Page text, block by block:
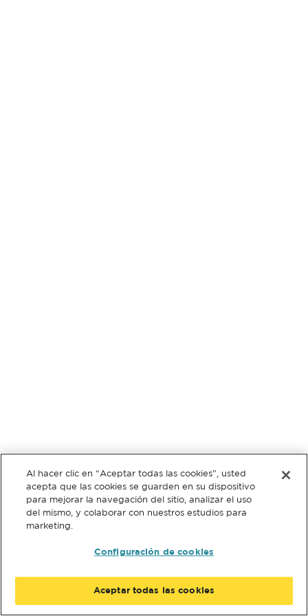
Al hacer clic en “Aceptar todas las cookies”, usted
acepta que las cookies se guarden en su dispositivo
para mejorar la navegación del sitio, analizar el uso
del mismo, y colaborar con nuestros estudios para
marketing.
Configuración de cookies
Aceptar todas las cookies